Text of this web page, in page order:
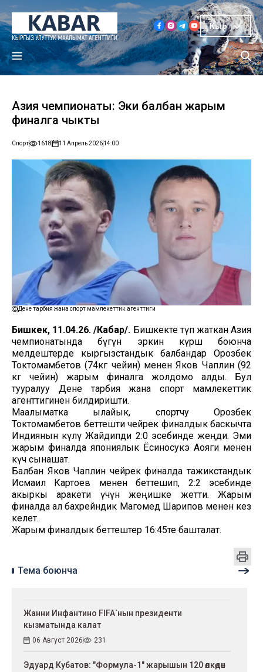
Кыр
Азия чемпионаты: Эки балбан жарым
финалга чыкты
Спорт 1618 11 Апрель 202614:00
Дене тарбия жана спорт мамлекеттик агенттиги
Бишкек, 11.04.26. /Кабар/. Бишкекте өтүп жаткан Азия
чемпионатында бүгүн эркин күрөш боюнча
мелдештерде кыргызстандык балбандар Орозбек
Токтомамбетов (74кг чейин) менен Яков Чаплин (92
кг чейин) жарым финалга жолдомо алды. Бул
тууралуу Дене тарбия жана спорт мамлекеттик
агенттигинен билдиришти.
Маалыматка ылайык, спортчу Орозбек
Токтомамбетов беттешти чейрек финалдык баскычта
Индиянын өкүлү Жайдипди 2:0 эсебинде жеңди. Эми
жарым финалда япониялык Ёсиносукэ Аояги менен
күч сынашат.
Балбан Яков Чаплин чейрек финалда тажикстандык
Исмаил Картоев менен беттешип, 2:2 эсебинде
акыркы аракети үчүн жеңишке жетти. Жарым
финалда ал бахрейндик Магомед Шарипов менен кез
келет.
Жарым финалдык беттештер 16:45те башталат.
Тема боюнча
Жанни Инфантино FIFA`нын президенти
кызматында калат
06 Август 2026 231
Эдуард Кубатов: "Формула-1" жарышын 120 өлкөдөн